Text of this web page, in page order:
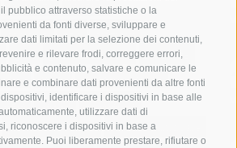
pubblico attraverso statistiche o la
da fonti diverse, sviluppare e
dati limitati per la selezione dei contenuti,
e rilevare frodi, correggere errori,
e contenuto, salvare e comunicare le
e combinare dati provenienti da altre fonti
identificare i dispositivi in base alle
utilizzare dati di
riconoscere i dispositivi in base a
Puoi liberamente prestare, rifiutare o
concerto
contagi
covid-19 eav
elezioni
gori guardia costiera
incidente
mare
massa lubrense
Meta napoli
ordinanza
piano di sorrento
polizia municipale